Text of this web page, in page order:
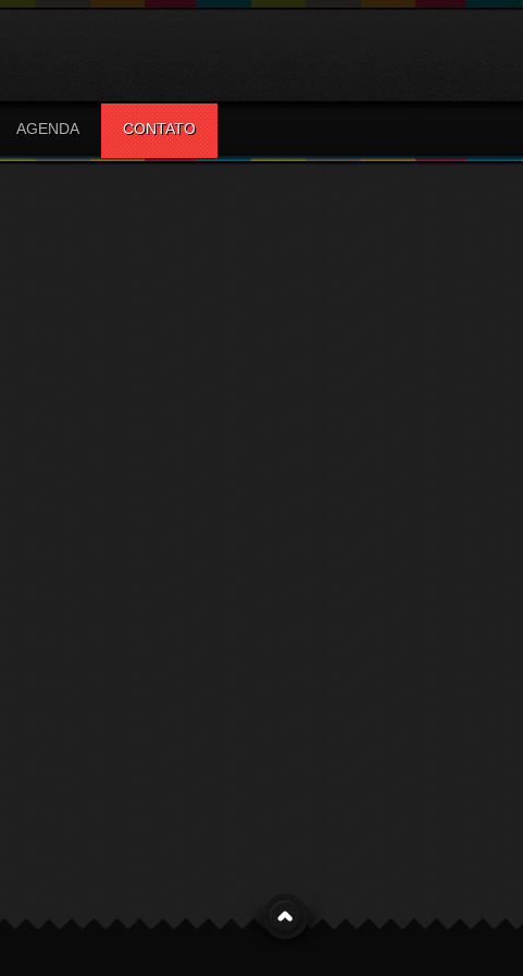
AGENDA CONTATO